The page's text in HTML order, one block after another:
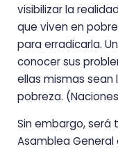
visibilizar la
que viven en
para erradicarla.
conocer sus
ellas mismas sean
pobreza.
Sin embargo, será
Asamblea General